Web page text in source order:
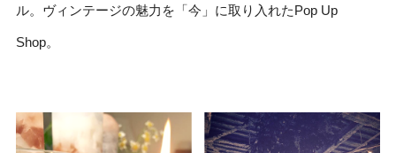
ル。ヴィンテージの魅力を「今」に取り入れたPop Up
Shop。